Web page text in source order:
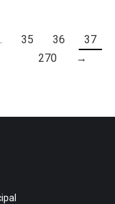
35 36 37
270
→